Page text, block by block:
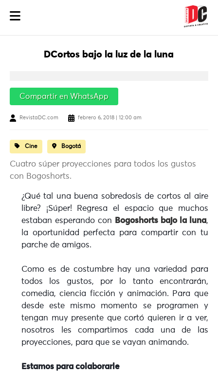
DCortos bajo la luz de la luna
Compartir en WhatsApp
RevistaDC.com febrero 6, 2018 | 12:00 am
Cine Bogotá
Cuatro súper proyecciones para todos los gustos
con Bogoshorts.
¿Qué tal una buena sobredosis de cortos al aire
libre? ¡Súper! Regresa el espacio que muchos
estaban esperando con
Bogoshorts bajo la luna,
la oportunidad perfecta para compartir con tu
parche de amigos.
Como es de costumbre hay una variedad para
todos los gustos, por lo tanto encontrarán,
comedia, ciencia ficción y animación. Para que
desde este mismo momento se programen y
tengan muy presente que cortó quieren ir a ver,
nosotros les compartimos cada una de las
proyecciones, para que se vayan animando.
Estamos para colaborarle